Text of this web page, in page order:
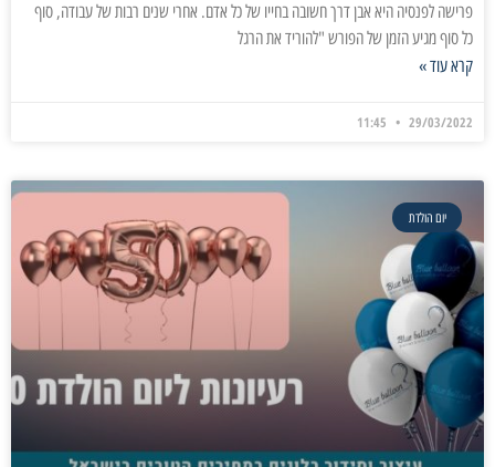
פרישה לפנסיה היא אבן דרך חשובה בחייו של כל אדם. אחרי שנים רבות של עבודה, סוף
כל סוף מגיע הזמן של הפורש "להוריד את הרגל
קרא עוד »
29/03/2022
יום הולדת